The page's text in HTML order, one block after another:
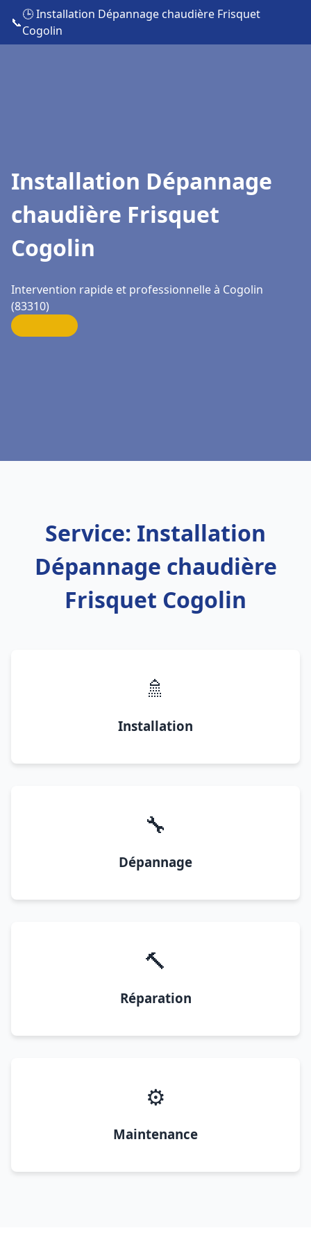
📞
🕒 Installation Dépannage chaudière Frisquet
Cogolin
Installation Dépannage
chaudière Frisquet
Cogolin
Intervention rapide et professionnelle à Cogolin
(83310)
Service: Installation
Dépannage chaudière
Frisquet Cogolin
🚿
Installation
🔧
Dépannage
🔨
Réparation
⚙️
Maintenance